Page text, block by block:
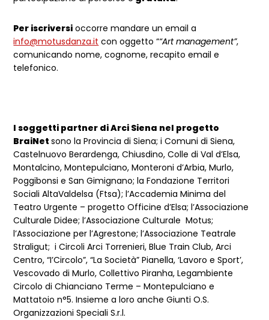
Per iscriversi occorre mandare un email a
info@motusdanza.it con oggetto ““Art management”,
comunicando nome, cognome, recapito email e
telefonico.
I soggetti partner di Arci Siena nel progetto
BraiNet sono la Provincia di Siena; i Comuni di Siena,
Castelnuovo Berardenga, Chiusdino, Colle di Val d’Elsa,
Montalcino, Montepulciano, Monteroni d’Arbia, Murlo,
Poggibonsi e San Gimignano; la Fondazione Territori
Sociali AltaValdelsa (Ftsa); l’Accademia Minima del
Teatro Urgente – progetto Officine d’Elsa; l’Associazione
Culturale Didee; l’Associazione Culturale Motus;
l’Associazione per l’Agrestone; l’Associazione Teatrale
Straligut; i Circoli Arci Torrenieri, Blue Train Club, Arci
Centro, “I’Circolo”, “La Società” Pianella, ‘Lavoro e Sport’,
Vescovado di Murlo, Collettivo Piranha, Legambiente
Circolo di Chianciano Terme – Montepulciano e
Mattatoio n°5. Insieme a loro anche Giunti O.S.
Organizzazioni Speciali S.r.l.